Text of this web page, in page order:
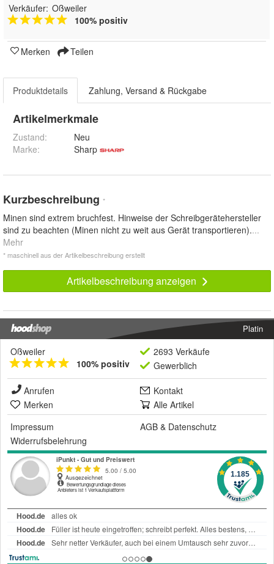
Verkäufer: Oßweiler
100% positiv
Merken Teilen
Produktdetails Zahlung, Versand & Rückgabe
Artikelmerkmale
Zustand:
Neu
Marke:
Sharp
Kurzbeschreibung *
Minen sind extrem bruchfest. Hinweise der Schreibgerätehersteller
sind zu beachten (Minen nicht zu weit aus Gerät transportieren)....
Mehr
* maschinell aus der Artikelbeschreibung erstellt
Artikelbeschreibung anzeigen
Platin
Oßweiler
100% positiv
2693 Verkäufe
Gewerblich
Anrufen
Kontakt
Merken
Alle Artikel
Impressum
AGB & Datenschutz
Widerrufsbelehrung